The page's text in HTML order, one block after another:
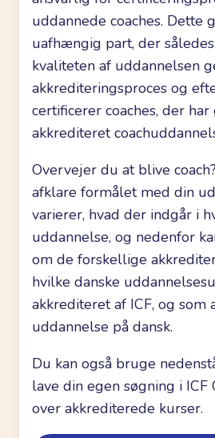
uddannede coaches. Dette
uafhængig part, der
kvaliteten af uddannelsen
akkrediteringsproces og
certificerer coaches, der
akkrediteret
Overvejer du at blive
afklare formålet med din
varierer, hvad der indgår i
uddannelse, og nedenfor
om de forskellige
hvilke danske
akkrediteret af ICF, og som
uddannelse på dansk.
Du kan også bruge
lave din egen søgning i ICF
over akkrediterede kurser.